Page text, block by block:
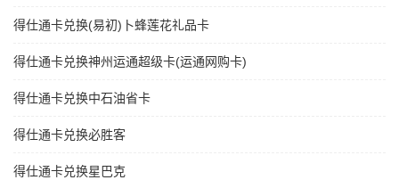
得仕通卡兑换(易初)卜蜂莲花礼品卡
得仕通卡兑换神州运通超级卡(运通网购卡)
得仕通卡兑换中石油省卡
得仕通卡兑换必胜客
得仕通卡兑换星巴克